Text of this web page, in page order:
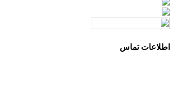
اطلاعات تماس